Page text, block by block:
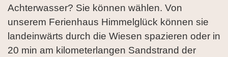
Achterwasser? Sie können wählen. Von
unserem Ferienhaus Himmelglück können sie
landeinwärts durch die Wiesen spazieren oder in
20 min am kilometerlangen Sandstrand der